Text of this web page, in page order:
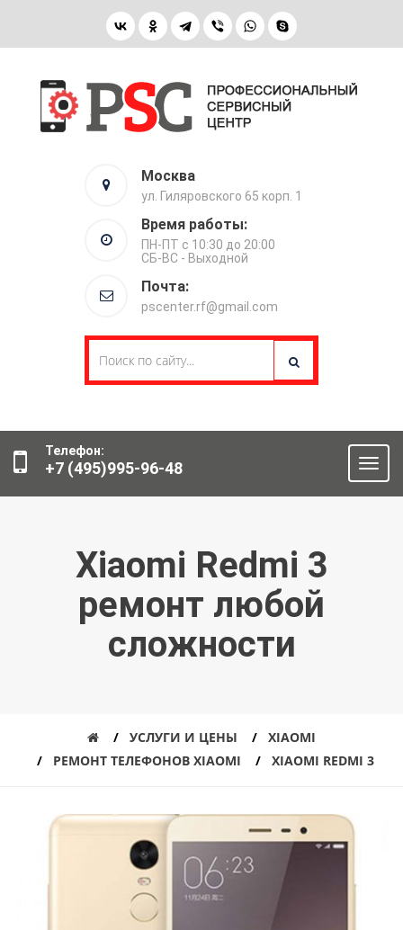
Москва
ул. Гиляровского 65 корп. 1
Время работы:
ПН-ПТ с 10:30 до 20:00
СБ-ВС - Выходной
Почта:
pscenter.rf@gmail.com
Телефон:
+7 (495)995-96-48
Xiaomi Redmi 3
ремонт любой
сложности
УСЛУГИ И ЦЕНЫ
XIAOMI
РЕМОНТ ТЕЛЕФОНОВ XIAOMI
XIAOMI REDMI 3